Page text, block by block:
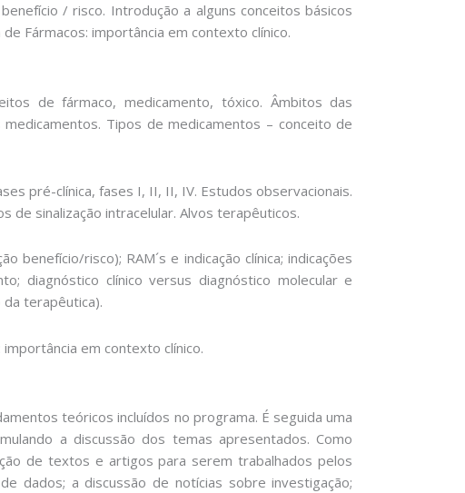
/ risco. Introdução a alguns conceitos básicos
Fármacos: importância em contexto clínico.
de fármaco, medicamento, tóxico. Âmbitos das
Tipos de medicamentos – conceito de
pré-clínica, fases I, II, II, IV. Estudos observacionais.
de sinalização intracelular. Alvos terapêuticos.
benefício/risco); RAM´s e indicação clínica; indicações
diagnóstico clínico versus diagnóstico molecular e
terapêutica).
em contexto clínico.
teóricos incluídos no programa. É seguida uma
a discussão dos temas apresentados. Como
de textos e artigos para serem trabalhados pelos
dados; a discussão de notícias sobre investigação;